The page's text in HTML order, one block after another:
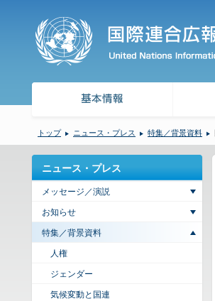
トップ ニュース・プレス 特集／背景資料
ニュース・プレス
メッセージ／演説
お知らせ
特集／背景資料
人権
ジェンダー
気候変動と国連